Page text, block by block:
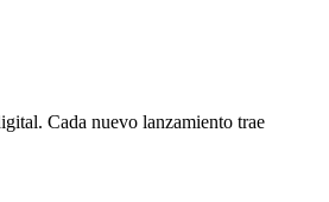
Cada nuevo lanzamiento trae